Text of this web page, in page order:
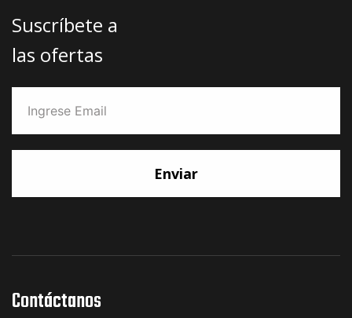
Suscríbete a
las ofertas
Enviar
Contáctanos